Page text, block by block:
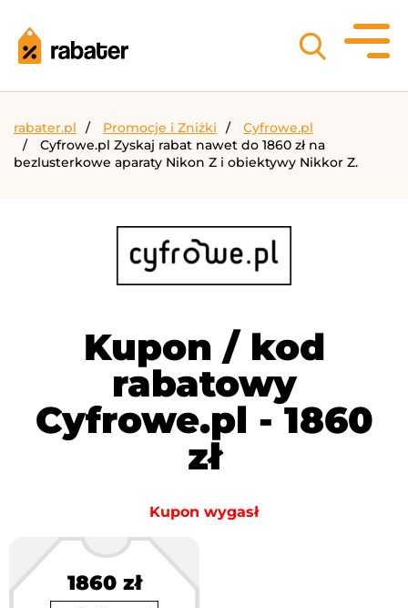
rabater.pl Promocje i Zniżki
Cyfrowe.pl
Cyfrowe.pl Zyskaj rabat nawet do 1860 zł na
bezlusterkowe aparaty Nikon Z i obiektywy Nikkor Z.
Kupon / kod
rabatowy
Cyfrowe.pl - 1860
zł
Kupon wygasł
1860 zł